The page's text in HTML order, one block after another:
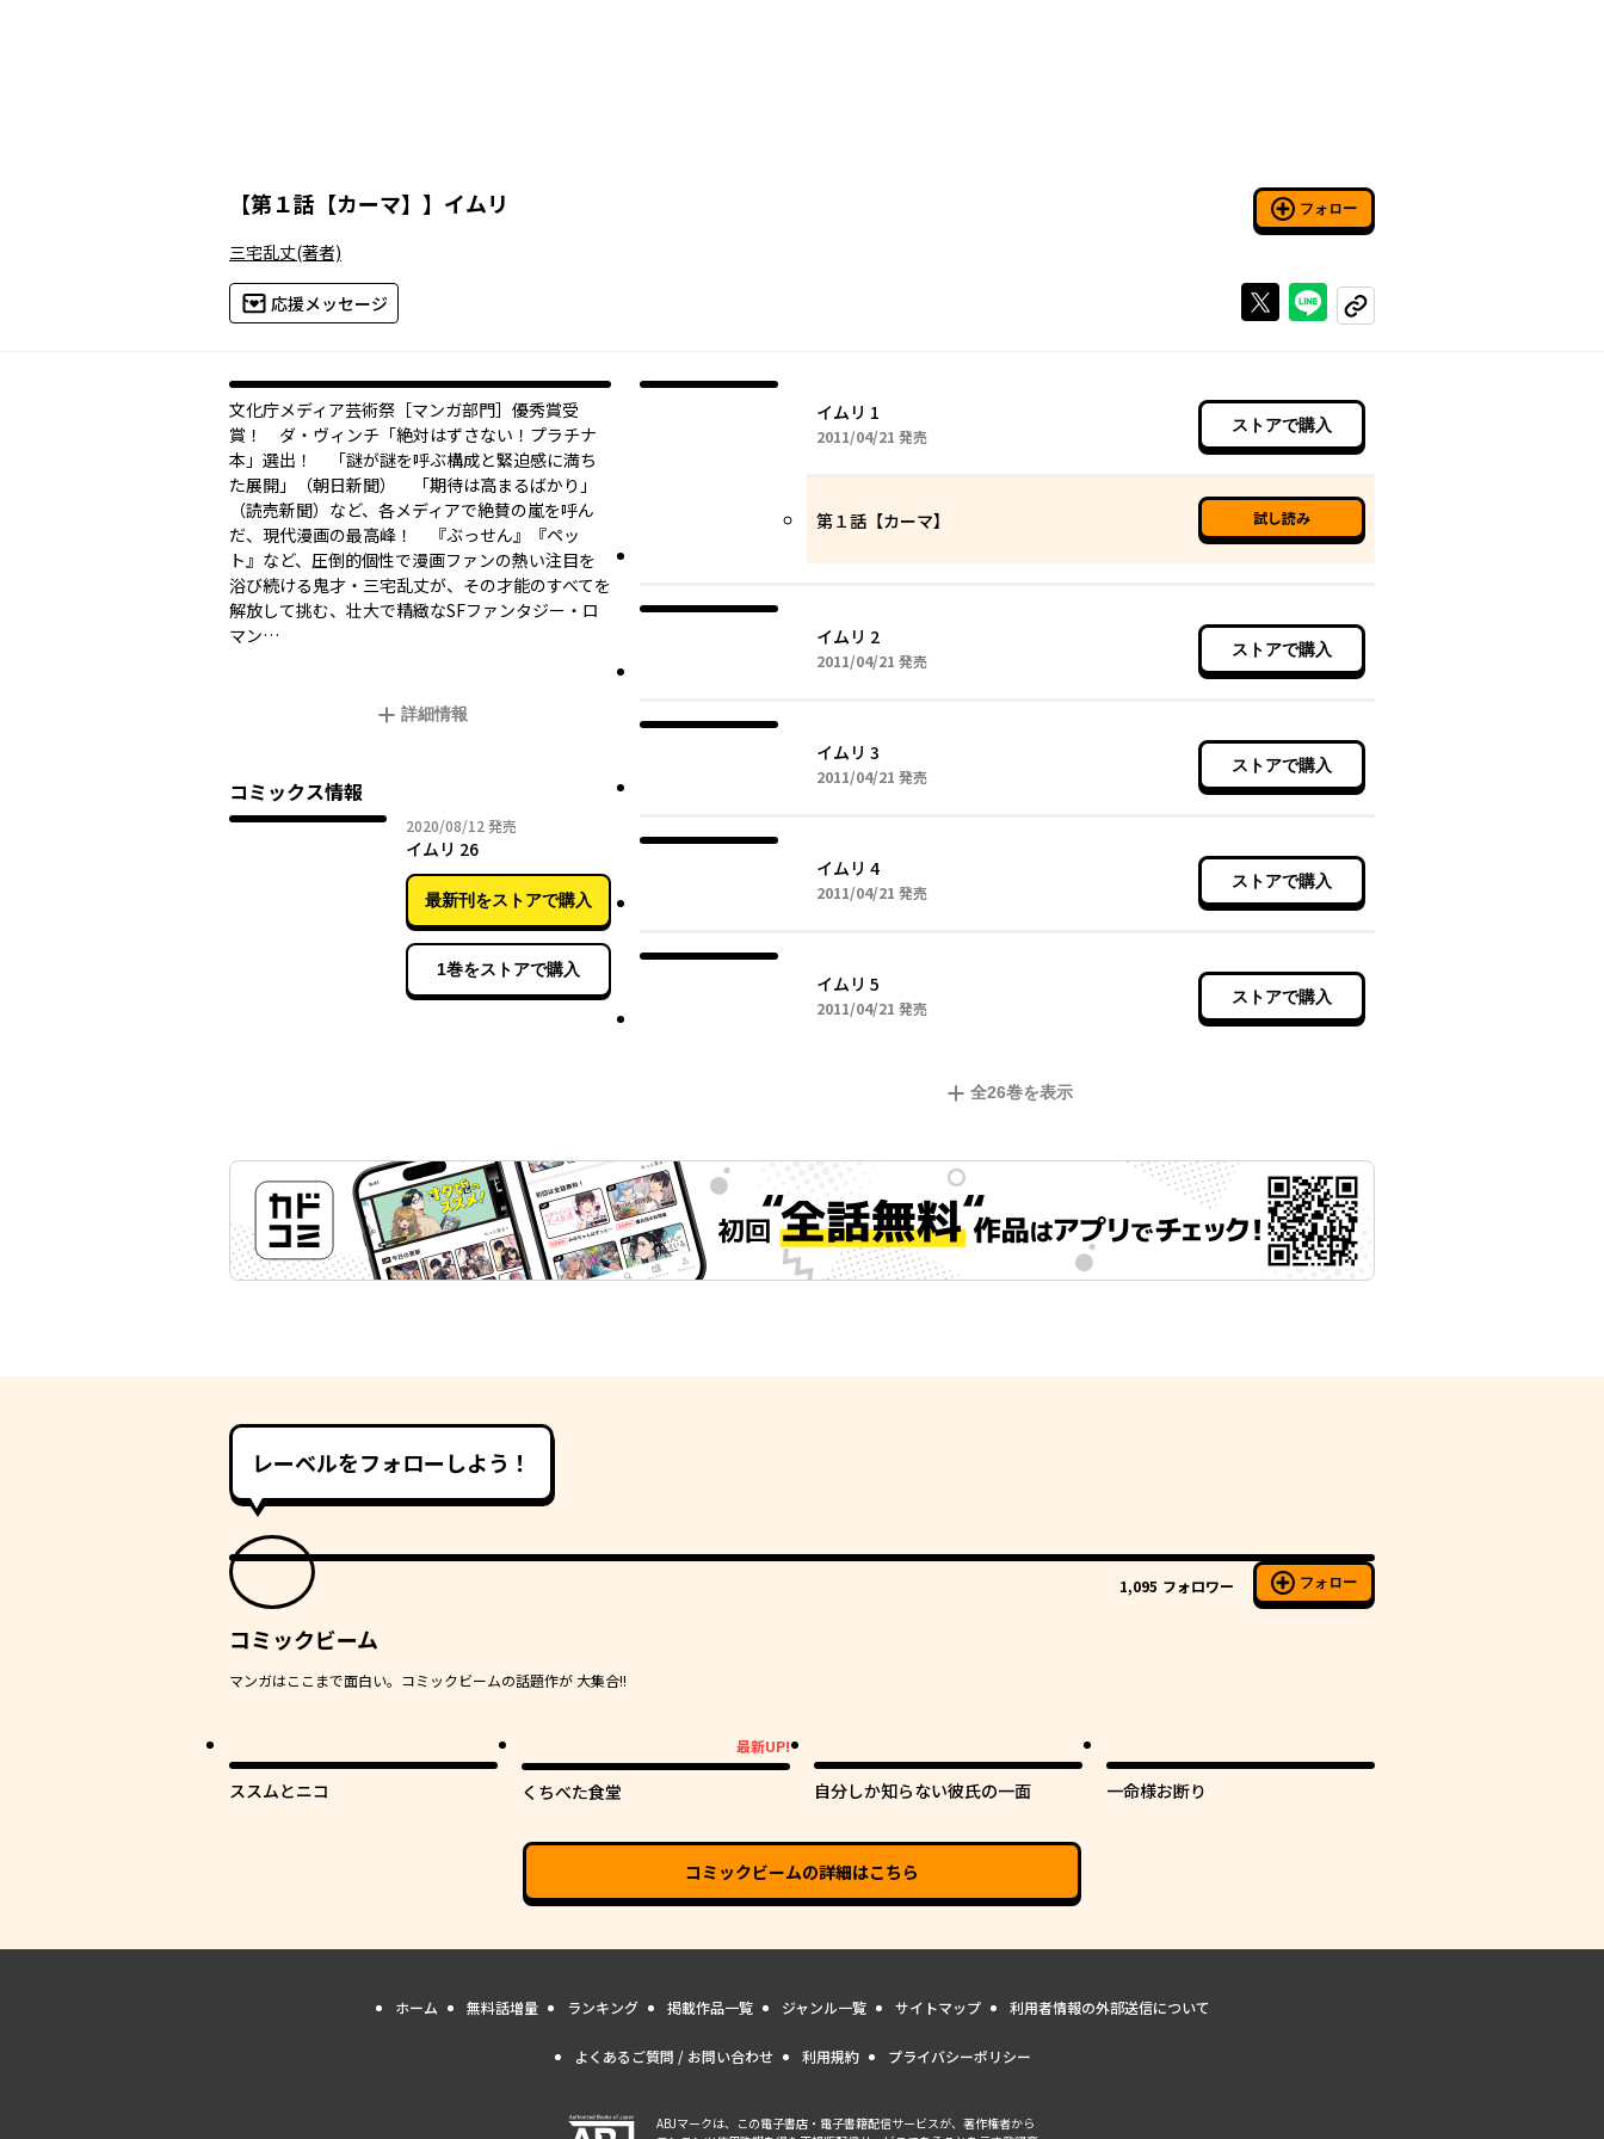
【第１話【カーマ】 】 イムリ フォロー
三宅乱丈(著者)
応援メッセージ Xで投稿するラインでシェアする
コピーする
文化庁メディア芸術祭［マンガ部門］優秀賞受
賞！ ダ・ヴィンチ「絶対はずさない！プラチナ
本」選出！ 「謎が謎を呼ぶ構成と緊迫感に満ち
た展開」（朝日新聞） 「期待は高まるばかり」
（読売新聞）など、各メディアで絶賛の嵐を呼ん
だ、現代漫画の最高峰！ 『ぶっせん』『ペッ
ト』など、圧倒的個性で漫画ファンの熱い注目を
浴び続ける鬼才・三宅乱丈が、その才能のすべてを
解放して挑む、壮大で精緻なSFファンタジー・ロ
マン…
詳細情報
コミックス情報
2020/08/12 2020年08月12日
発売
イムリ 26
最新刊をストアで購入
1巻をストアで購入
イムリ 1
2011/04/21 2011年04月21日
発売
ストアで購入
第１話【カーマ】 試し読み
イムリ 2
2011/04/21 2011年04月21日
発売
ストアで購入
イムリ 3
2011/04/21 2011年04月21日
発売
ストアで購入
イムリ 4
2011/04/21 2011年04月21日
発売
ストアで購入
イムリ 5
2011/04/21 2011年04月21日
発売
ストアで購入
全26巻を表示
レーベルをフォローしよう！
1,095 フォロワー フォロー
コミックビーム
マンガはここまで面白い。コミックビームの話題作が 大集合!!
ススムとニコ
最新UP!
くちべた食堂 自分しか知らない彼氏の一面 一命様お断り
コミックビームの詳細はこちら
ホーム 無料話増量 ランキング 掲載作品一覧 ジャンル一覧 サイトマップ 利用者情報の外部送信について
よくあるご質問 / お問い合わせ 利用規約 プライバシーポリシー
ABJマークは、この電子書店・電子書籍配信サービスが、著作権者から